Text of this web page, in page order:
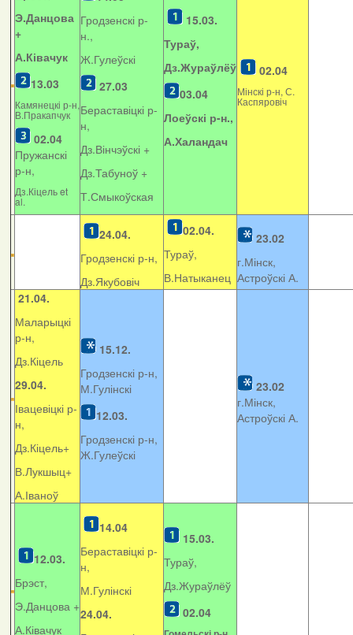
Э.Данцова
+
А.Ківачук
13.03
Камянецкі р-н,
В.Пракапчук
02.04
Пружанскі
р-н,
Дз.Кіцель et
al.
Гродзенскі р-
н.,
Ж.Гулеўскі
27.03
Бераставіцкі р-
н,
Дз.Вінчэўскі +
Дз.Табуноў +
Т.Смыкоўская
15.03.
Тураў,
Дз.Жураўлёў
03.04
Лоеўскі р-н.,
А.Халандач
02.04
Мінскі р-н, С.
Каспяровіч
24.04.
Гродзенскі р-н,
Дз.Якубовіч
02.04.
Тураў,
В.Натыканец
23.02
г.Мінск,
Астроўскі А.
21.04.
Маларыцкі
р-н,
Дз.Кіцель
29.04.
Івацевіцкі р-
н,
Дз.Кіцель+
В.Лукшыц+
А.Іваноў
15.12.
Гродзенскі р-н,
М.Гулінскі
12.03.
Гродзенскі р-н,
Ж.Гулеўскі
23.02
г.Мінск,
Астроўскі А.
12.03.
Брэст,
Э.Данцова +
А.Ківачук
14.04
Бераставіцкі р-
н,
М.Гулінскі
24.04.
15.03.
Тураў,
Дз.Жураўлёў
02.04